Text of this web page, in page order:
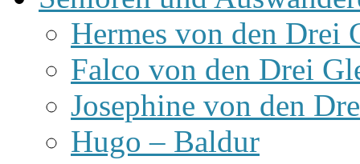
Hermes von den Drei
Falco von den Drei
Josephine von den
Hugo – Baldur